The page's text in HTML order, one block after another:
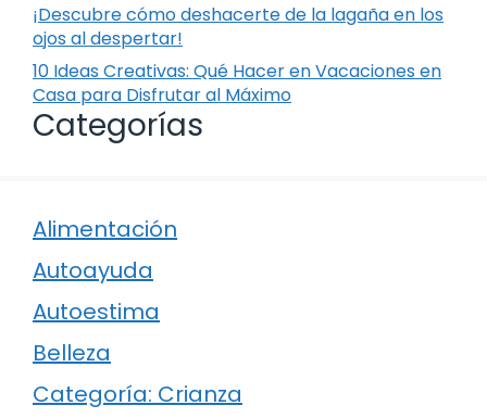
¡Descubre cómo deshacerte de la lagaña en los
ojos al despertar!
10 Ideas Creativas: Qué Hacer en Vacaciones en
Casa para Disfrutar al Máximo
Categorías
Alimentación
Autoayuda
Autoestima
Belleza
Categoría: Crianza